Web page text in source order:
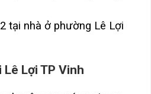
tại nhà ở phường Lê Lợi
Lợi TP Vinh